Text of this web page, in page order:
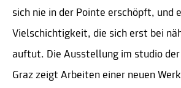
sich nie in der Pointe erschöpft, und
Vielschichtigkeit, die sich erst bei
auftut. Die Ausstellung im studio der
Graz zeigt Arbeiten einer neuen